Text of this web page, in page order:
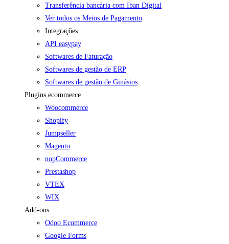
Transferência bancária com Iban Digital
Ver todos os Meios de Pagamento
Integrações
API easypay
Softwares de Faturação
Softwares de gestão de ERP
Softwares de gestão de Ginásios
Plugins ecommerce
Woocommerce
Shopify
Jumpseller
Magento
nopCommerce
Prestashop
VTEX
WIX
Add-ons
Odoo Ecommerce
Google Forms